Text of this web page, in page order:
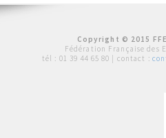
Copyright © 2015
Fédération Française des
tél : 01 39 44 65 80 | contact :